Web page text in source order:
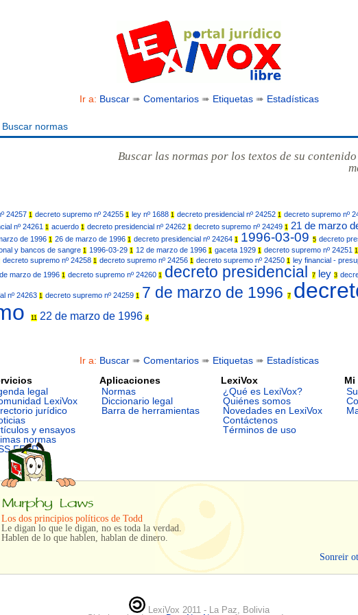
Ir a: Buscar➠ Comentarios➠ Etiquetas➠ Estadísticas
Buscar normas
Buscar las normas por los textos de su contenido
24257 1 decreto supremo nº 24255 1 ley nº 1688 1 decreto presidencial nº 24252 1 decreto supremo nº
nº 24261 1 acuerdo 1 decreto presidencial nº 24262 1 decreto supremo nº 24249 1 21 de marzo
de 1996 1 26 de marzo de 1996 1 decreto presidencial nº 24264 1 1996-03-09 5 decreto
y bancos de sangre 1 1996-03-29 1 12 de marzo de 1996 1 gaceta 1929 1 decreto supremo nº 24251 1
decreto supremo nº 24258 1 decreto supremo nº 24256 1 decreto supremo nº 24250 1 ley financial -
marzo de 1996 1 decreto supremo nº 24260 1 decreto presidencial 7 ley 3
nº 24263 1 decreto supremo nº 24259 1 7 de marzo de 1996 7
11 22 de marzo de 1996 4
Ir a: Buscar➠ Comentarios➠ Etiquetas➠ Estadísticas
legal
LexiVox
jurídico
y ensayos
normas
FEED
Aplicaciones
Normas
Diccionario legal
Barra de herramientas
LexiVox
¿Qué es LexiVox?
Quiénes somos
Novedades en LexiVox
Contáctenos
Términos de uso
Mi
Los dos principios políticos de Todd
Le digan lo que le digan, no es toda la verdad.
Hablen de lo que hablen, hablan de dinero.
Sonreir
LexiVox 2011 - La Paz, Bolivia